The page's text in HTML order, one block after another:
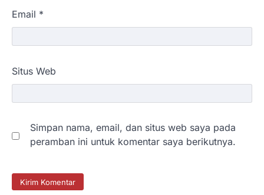
Email *
Situs Web
Simpan nama, email, dan situs web saya pada
peramban ini untuk komentar saya berikutnya.